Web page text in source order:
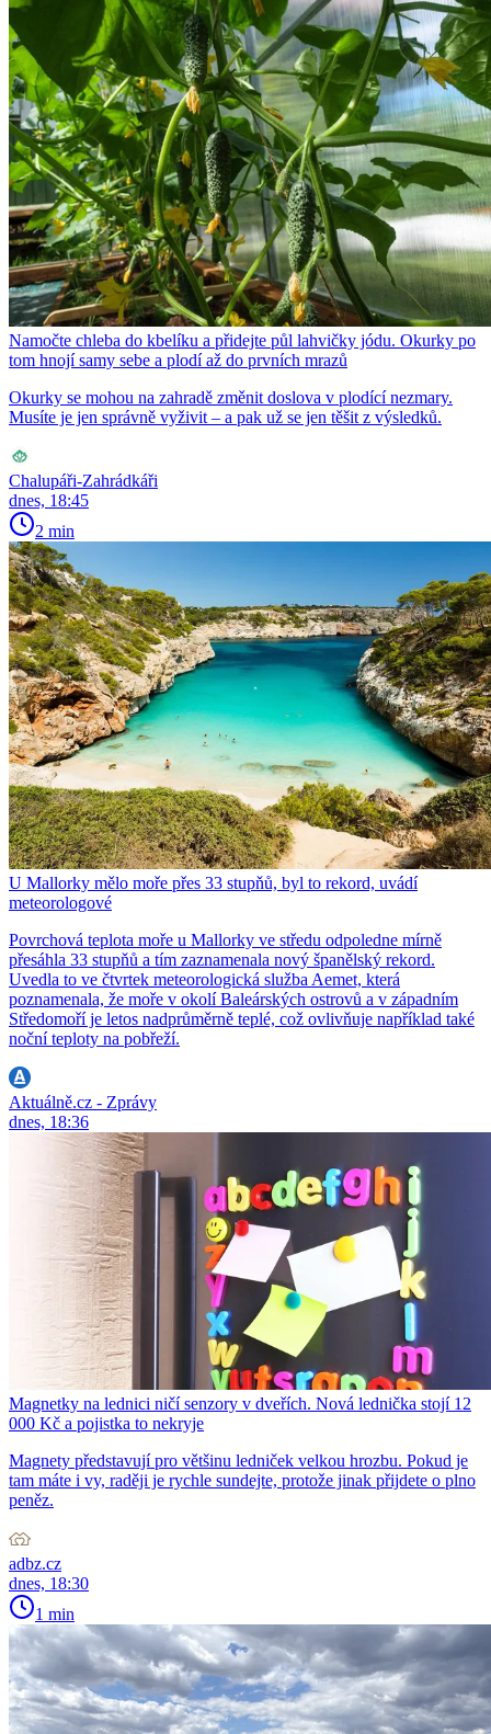
Namočte chleba do kbelíku a přidejte půl lahvičky jódu. Okurky po
tom hnojí samy sebe a plodí až do prvních mrazů
Okurky se mohou na zahradě změnit doslova v plodící nezmary.
Musíte je jen správně vyživit – a pak už se jen těšit z výsledků.
Chalupáři-Zahrádkáři
dnes, 18:45
2 min
U Mallorky mělo moře přes 33 stupňů, byl to rekord, uvádí
meteorologové
Povrchová teplota moře u Mallorky ve středu odpoledne mírně
přesáhla 33 stupňů a tím zaznamenala nový španělský rekord.
Uvedla to ve čtvrtek meteorologická služba Aemet, která
poznamenala, že moře v okolí Baleárských ostrovů a v západním
Středomoří je letos nadprůměrně teplé, což ovlivňuje například také
noční teploty na pobřeží.
Aktuálně.cz - Zprávy
dnes, 18:36
Magnetky na lednici ničí senzory v dveřích. Nová lednička stojí 12
000 Kč a pojistka to nekryje
Magnety představují pro většinu ledniček velkou hrozbu. Pokud je
tam máte i vy, raději je rychle sundejte, protože jinak přijdete o plno
peněz.
adbz.cz
dnes, 18:30
1 min